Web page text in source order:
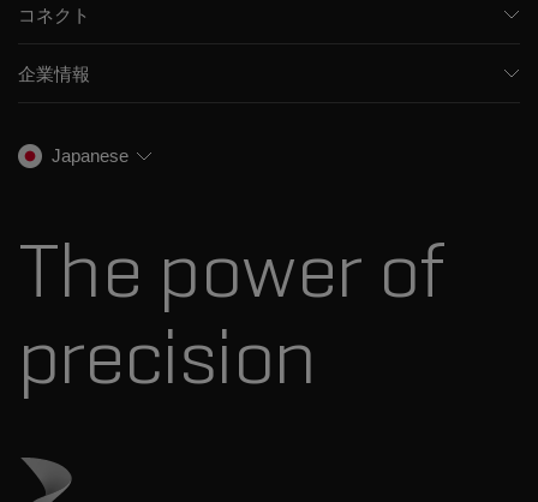
統合ソリューション
スペクトルライブラリ
環境分析
法医学ソリューション
コネクト
トレーニング
キャリア
企業情報
プレスリリース
Japanese
The power of
precision
ダナハーのサイトにアクセス